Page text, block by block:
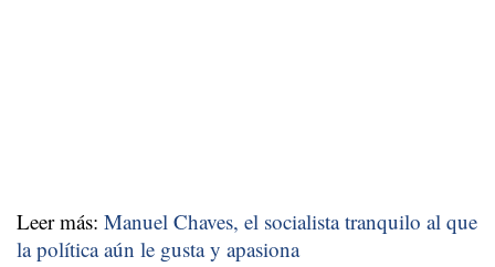
Leer más: Manuel Chaves, el socialista tranquilo al que
la política aún le gusta y apasiona